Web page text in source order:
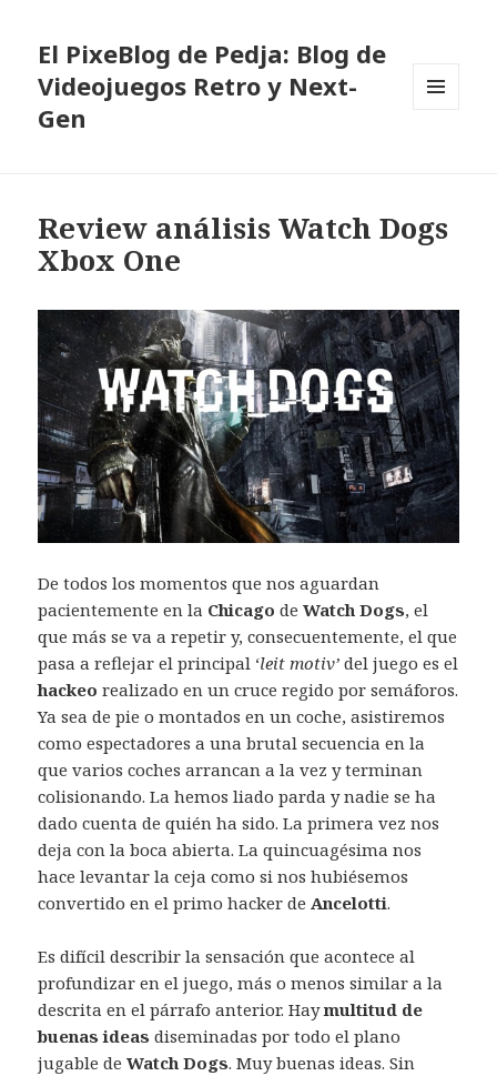
El PixeBlog de Pedja: Blog de
Videojuegos Retro y Next-
Gen
Review análisis Watch Dogs
Xbox One
De todos los momentos que nos aguardan
pacientemente en la Chicago deWatch Dogs, el
que más se va a repetir y, consecuentemente, el que
pasa a reflejar el principal ‘leit motiv’ del juego es el
hackeo realizado en un cruce regido por semáforos.
Ya sea de pie o montados en un coche, asistiremos
como espectadores a una brutal secuencia en la
que varios coches arrancan a la vez y terminan
colisionando. La hemos liado parda y nadie se ha
dado cuenta de quién ha sido. La primera vez nos
deja con la boca abierta. La quincuagésima nos
hace levantar la ceja como si nos hubiésemos
convertido en el primo hacker de Ancelotti.
Es difícil describir la sensación que acontece al
profundizar en el juego, más o menos similar a la
descrita en el párrafo anterior. Haymultitud de
buenas ideas diseminadas por todo el plano
jugable deWatch Dogs. Muy buenas ideas. Sin